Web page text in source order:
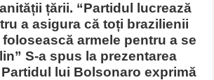
țării. “Partidul lucrează
a asigura că toți brazilienii
armele pentru a se
S-a spus la prezentarea
lui Bolsonaro exprimă